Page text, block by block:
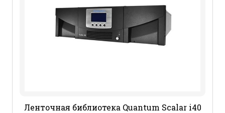
Ленточная библиотека Quantum Scalar i40